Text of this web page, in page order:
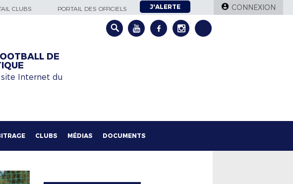
CLUBS PORTAIL DES OFFICIELS J'ALERTE CONNEXION
DE
Internet du
CLUBS MÉDIAS DOCUMENTS